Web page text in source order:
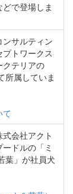
で登場しま
サルティン
トワークス
クテリアの
所属していま
て
会社アクト
ドルの「ミ
葉」が社員犬